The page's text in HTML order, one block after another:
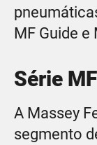
MF Guide e
Série
A Massey
segmento